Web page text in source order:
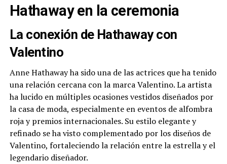
Hathaway en la ceremonia
La conexión de Hathaway con
Valentino
Anne Hathaway ha sido una de las actrices que ha tenido
una relación cercana con la marca Valentino. La artista
ha lucido en múltiples ocasiones vestidos diseñados por
la casa de moda, especialmente en eventos de alfombra
roja y premios internacionales. Su estilo elegante y
refinado se ha visto complementado por los diseños de
Valentino, fortaleciendo la relación entre la estrella y el
legendario diseñador.